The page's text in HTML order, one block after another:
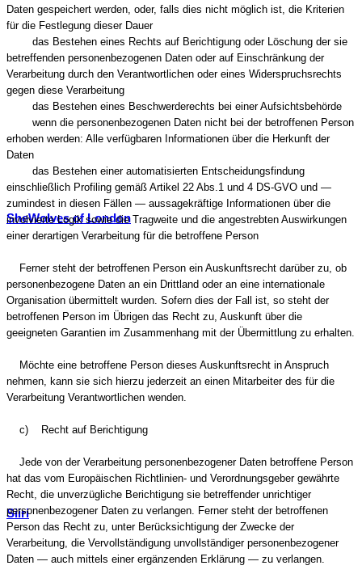
SheWolves of London
Siiri
Daten gespeichert werden, oder, falls dies nicht möglich ist, die Kriterien
für die Festlegung dieser Dauer
das Bestehen eines Rechts auf Berichtigung oder Löschung der sie
betreffenden personenbezogenen Daten oder auf Einschränkung der
Verarbeitung durch den Verantwortlichen oder eines Widerspruchsrechts
gegen diese Verarbeitung
das Bestehen eines Beschwerderechts bei einer Aufsichtsbehörde
wenn die personenbezogenen Daten nicht bei der betroffenen Person
erhoben werden: Alle verfügbaren Informationen über die Herkunft der
Daten
das Bestehen einer automatisierten Entscheidungsfindung
einschließlich Profiling gemäß Artikel 22 Abs.1 und 4 DS-GVO und —
zumindest in diesen Fällen — aussagekräftige Informationen über die
involvierte Logik sowie die Tragweite und die angestrebten Auswirkungen
einer derartigen Verarbeitung für die betroffene Person
Ferner steht der betroffenen Person ein Auskunftsrecht darüber zu, ob
personenbezogene Daten an ein Drittland oder an eine internationale
Organisation übermittelt wurden. Sofern dies der Fall ist, so steht der
betroffenen Person im Übrigen das Recht zu, Auskunft über die
geeigneten Garantien im Zusammenhang mit der Übermittlung zu erhalten.
Möchte eine betroffene Person dieses Auskunftsrecht in Anspruch
nehmen, kann sie sich hierzu jederzeit an einen Mitarbeiter des für die
Verarbeitung Verantwortlichen wenden.
c) Recht auf Berichtigung
Jede von der Verarbeitung personenbezogener Daten betroffene Person
hat das vom Europäischen Richtlinien- und Verordnungsgeber gewährte
Recht, die unverzügliche Berichtigung sie betreffender unrichtiger
personenbezogener Daten zu verlangen. Ferner steht der betroffenen
Person das Recht zu, unter Berücksichtigung der Zwecke der
Verarbeitung, die Vervollständigung unvollständiger personenbezogener
Daten — auch mittels einer ergänzenden Erklärung — zu verlangen.